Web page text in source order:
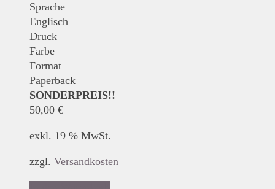
Sprache
Englisch
Druck
Farbe
Format
Paperback
SONDERPREIS!!
50,00 €
exkl. 19 % MwSt.
zzgl. Versandkosten